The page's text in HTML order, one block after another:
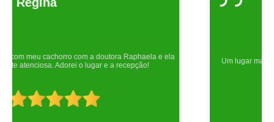
Um lugar maravilhoso. Sempre serei grata pelo que fizeram por nós!